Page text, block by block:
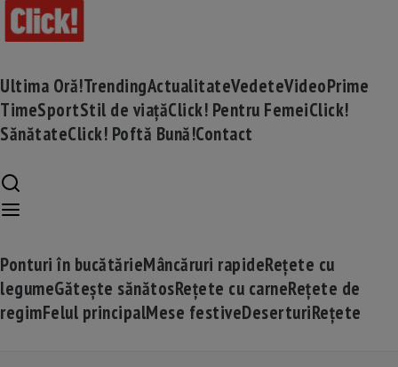
Ultima Oră!TrendingActualitateVedeteVideoPrime
TimeSportStil de viațăClick! Pentru FemeiClick!
SănătateClick! Poftă Bună!Contact
Ponturi în bucătărieMâncăruri rapideRețete cu
legumeGătește sănătosRețete cu carneRețete de
regimFelul principalMese festiveDeserturiRețete